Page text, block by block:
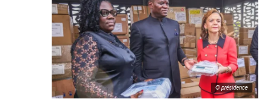
© présidence